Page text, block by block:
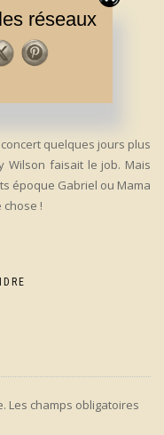
quelques jours plus
Wilson faisait le job. Mais
époque Gabriel ou Mama
chose !
Les champs obligatoires
réseaux